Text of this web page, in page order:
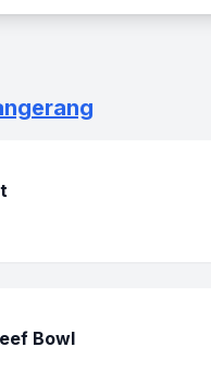
Bowl